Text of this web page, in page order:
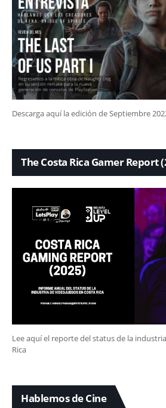
Descarga aquí la edición de Septiembre
The Costa Rica Gamer Report
Lee aquí el reporte del status de la
Rica
Hablemos de Cine